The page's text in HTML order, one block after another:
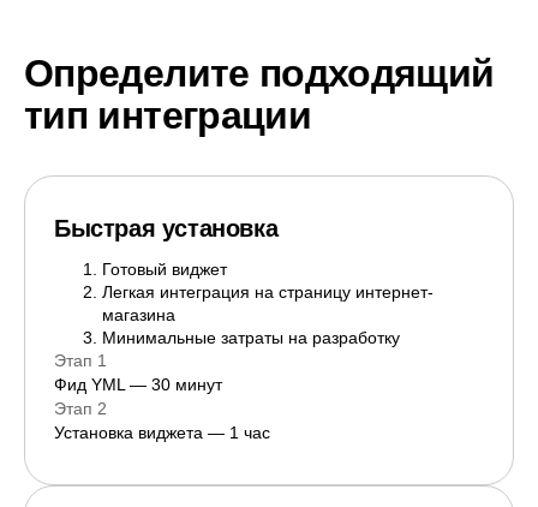
Определите подходящий
тип интеграции
Быстрая установка
Готовый виджет
Легкая интеграция на страницу интернет-
магазина
Минимальные затраты на разработку
Этап 1
Фид YML — 30 минут
Этап 2
Установка виджета — 1 час